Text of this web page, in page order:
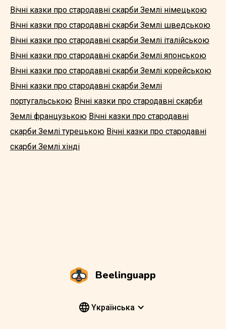
Вічні казки про стародавні скарби Землі німецькою
Вічні казки про стародавні скарби Землі шведською
Вічні казки про стародавні скарби Землі італійською
Вічні казки про стародавні скарби Землі японською
Вічні казки про стародавні скарби Землі корейською
Вічні казки про стародавні скарби Землі
португальською Вічні казки про стародавні скарби
Землі французькою Вічні казки про стародавні
скарби Землі турецькою Вічні казки про стародавні
скарби Землі хінді
Beelinguapp
Yкраїнська